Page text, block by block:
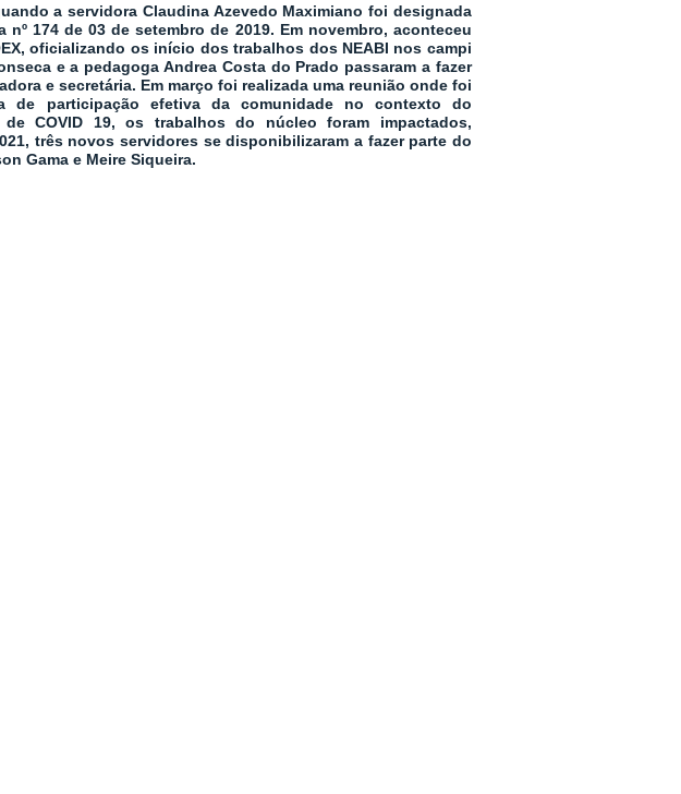
a servidora Claudina Azevedo Maximiano foi designada
174 de 03 de setembro de 2019. Em novembro, aconteceu
oficializando os início dos trabalhos dos NEABI nos campi
e a pedagoga Andrea Costa do Prado passaram a fazer
e secretária. Em março foi realizada uma reunião onde foi
de participação efetiva da comunidade no contexto do
de COVID 19, os trabalhos do núcleo foram impactados,
três novos servidores se disponibilizaram a fazer parte do
Gama e Meire Siqueira.